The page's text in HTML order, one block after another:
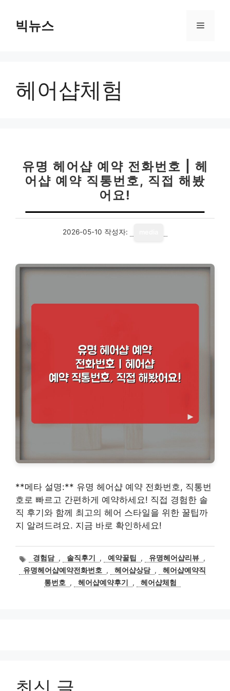
빅뉴스 메
헤어샵체험
유명 헤어샵 예약 전화번호 | 헤
어샵 예약 직통번호, 직접 해봤
어요!
2026-05-10 작성자:
**메타 설명:** 유명 헤어샵 예약 전화번호, 직통번
호로 빠르고 간편하게 예약하세요! 직접 경험한 솔
직 후기와 함께 최고의 헤어 스타일을 위한 꿀팁까
지 알려드려요. 지금 바로 확인하세요!
태
그
경험담 , 솔직후기 , 예약꿀팁 , 유명헤어샵리뷰 ,
유명헤어샵예약전화번호
, 헤어샵상담 ,
헤어샵예약직
통번호
, 헤어샵예약후기 , 헤어샵체험